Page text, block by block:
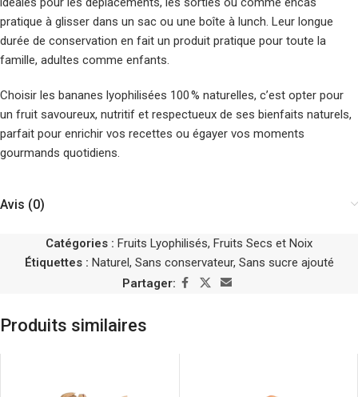
pratique à glisser dans un sac ou une boîte à lunch. Leur longue
durée de conservation en fait un produit pratique pour toute la
famille, adultes comme enfants.
Choisir les bananes lyophilisées 100 % naturelles, c’est opter pour
un fruit savoureux, nutritif et respectueux de ses bienfaits naturels,
parfait pour enrichir vos recettes ou égayer vos moments
gourmands quotidiens.
Avis (0)
Catégories : Fruits Lyophilisés, Fruits Secs et Noix
Étiquettes : Naturel, Sans conservateur, Sans sucre ajouté
Partager:
Produits similaires